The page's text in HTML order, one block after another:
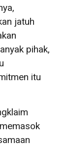
jatuh
pihak,
itu